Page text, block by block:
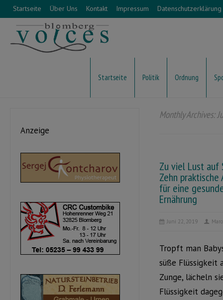
Startseite Über Uns Kontakt Impressum Datenschutzerklärung
Startseite Politik Ordnung
Monthly Archives:
Zu viel Lust auf
Zehn praktische
für eine
Ernährung
Juni 22, 2019
Tropft man
süße Flüssigkeit
Zunge, lächeln
Flüssigkeit
Anzeige